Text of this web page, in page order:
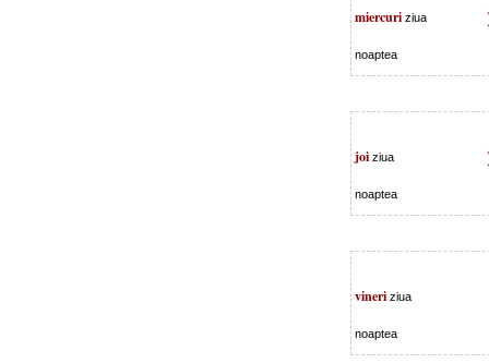
miercuri ziua
noaptea
joi ziua
noaptea
vineri ziua
noaptea